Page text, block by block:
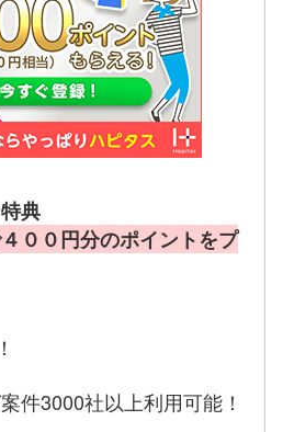
典
００円分のポイントをプ
件3000社以上利用可能！